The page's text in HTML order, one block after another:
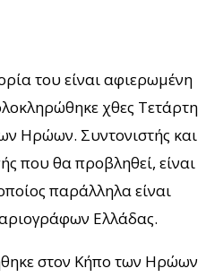
του είναι αφιερωμένη
χθες Τετάρτη
Ηρώων. Συντονιστής και
που θα προβληθεί, είναι
παράλληλα είναι
Ελλάδας.
στον Κήπο των Ηρώων